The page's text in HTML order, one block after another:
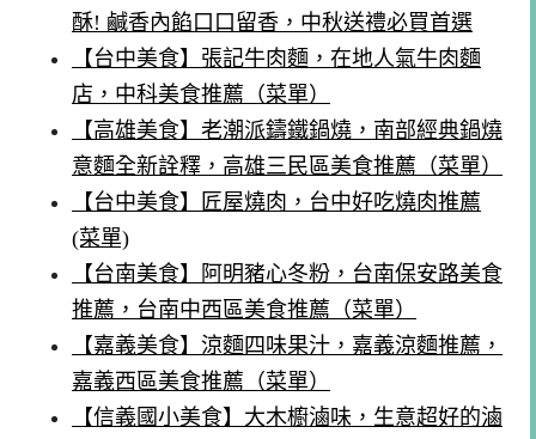
酥! 鹹香內餡口口留香，中秋送禮必買首選
【台中美食】張記牛肉麵，在地人氣牛肉麵
店，中科美食推薦（菜單）
【高雄美食】老潮派鑄鐵鍋燒，南部經典鍋燒
意麵全新詮釋，高雄三民區美食推薦（菜單）
【台中美食】匠屋燒肉，台中好吃燒肉推薦
(菜單)
【台南美食】阿明豬心冬粉，台南保安路美食
推薦，台南中西區美食推薦（菜單）
【嘉義美食】涼麵四味果汁，嘉義涼麵推薦，
嘉義西區美食推薦（菜單）
【信義國小美食】大木櫥滷味，生意超好的滷